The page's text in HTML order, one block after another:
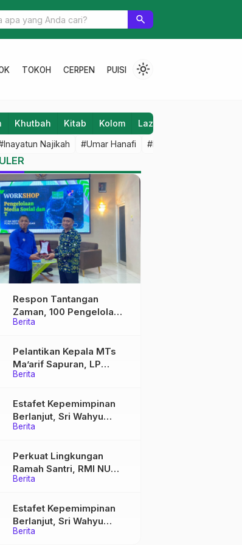
‎Rektor INISNU Launching Tax Center INISNU
search
TOKOH CERPEN PUISI light_mode
Khutbah Kitab Kolom Laziz NU
Najikah #Umar Hanafi #M Iqbal Dawami
Berita
Respon Tantangan
Zaman, 100 Pengelola
Medsos Sekolah Ma’arif
Pelatihan Literasi Digital
Berita
Pelantikan Kepala MTs
Ma’arif Sapuran, LP
Ma’arif NU Wonosobo
Kepemimpinan Nahdliyah
Berita
Estafet Kepemimpinan
Berlanjut, Sri Wahyu
Susilowati Resmi Pimpin
Berita
Perkuat Lingkungan
Ramah Santri, RMI NU
Gelar ‘Sambang
Berita
Estafet Kepemimpinan
Berlanjut, Sri Wahyu
Susilowati Resmi Pimpin